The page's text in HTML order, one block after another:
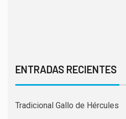
ENTRADAS RECIENTES
Tradicional Gallo de Hércules